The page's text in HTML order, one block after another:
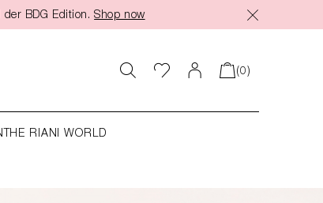
BDG Edition. Shop now
(0)
THE RIANI WORLD